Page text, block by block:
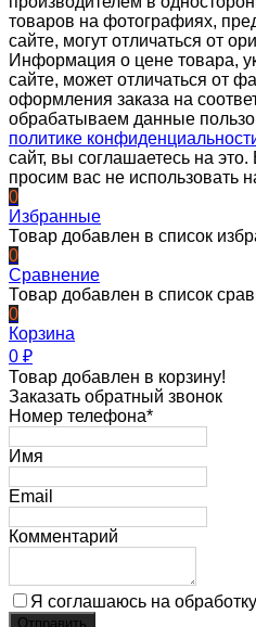
товаров на фотографиях,
сайте, могут отличаться от
Информация о цене товара,
сайте, может отличаться от
оформления заказа на
обрабатываем данные
политике
сайт, вы соглашаетесь на
просим вас не использовать
0
Избранные
Товар добавлен в список
0
Сравнение
Товар добавлен в список
0
Корзина
0 ₽
Товар добавлен в корзину!
Заказать обратный звонок
Номер телефона*
Имя
Email
Комментарий
Я соглашаюсь на